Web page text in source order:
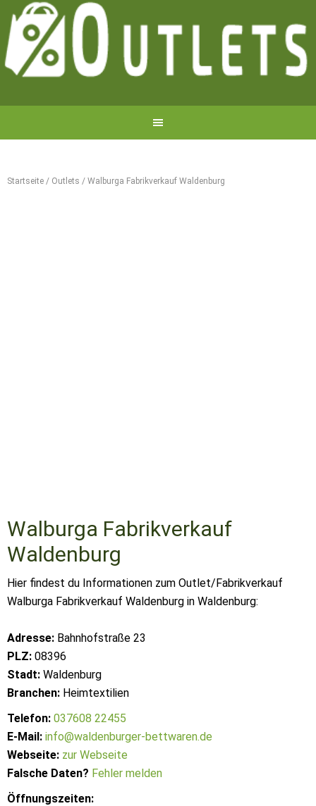
Startseite / Outlets / Walburga Fabrikverkauf Waldenburg
Walburga Fabrikverkauf
Waldenburg
Hier findest du Informationen zum Outlet/Fabrikverkauf
Walburga Fabrikverkauf Waldenburg in Waldenburg:
Adresse: Bahnhofstraße 23
PLZ: 08396
Stadt: Waldenburg
Branchen: Heimtextilien
Telefon: 037608 22455
E-Mail: info@waldenburger-bettwaren.de
Webseite: zur Webseite
Falsche Daten? Fehler melden
Öffnungszeiten: